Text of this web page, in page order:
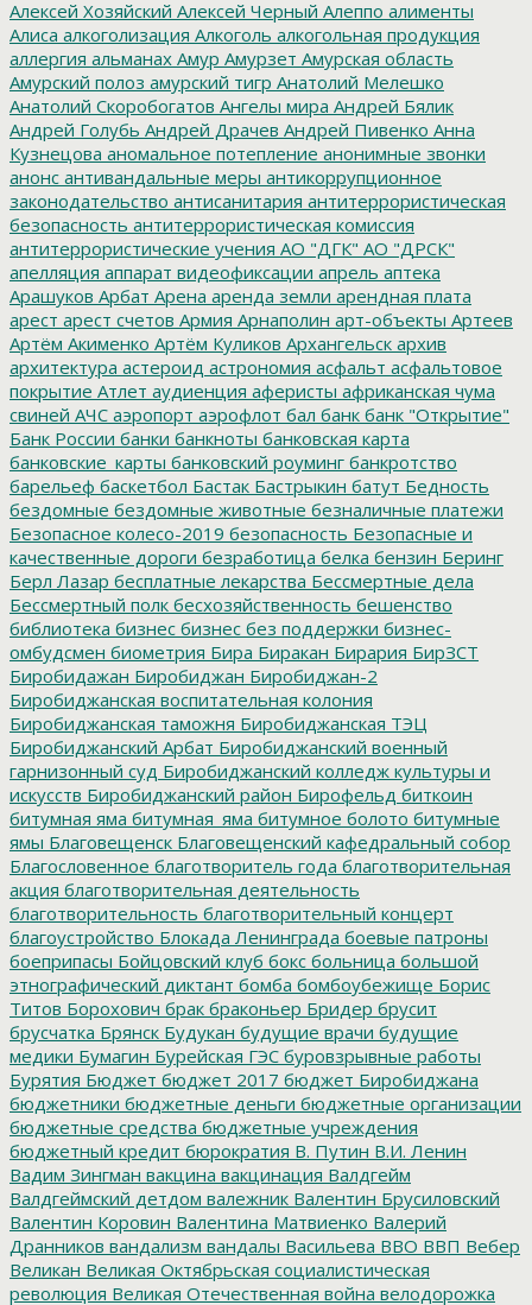
Алексей Хозяйский Алексей Черный Алеппо алименты
Алиса алкоголизация Алкоголь алкогольная продукция
аллергия альманах Амур Амурзет Амурская область
Амурский полоз амурский тигр Анатолий Мелешко
Анатолий Скоробогатов Ангелы мира Андрей Бялик
Андрей Голубь Андрей Драчев Андрей Пивенко Анна
Кузнецова аномальное потепление анонимные звонки
анонс антивандальные меры антикоррупционное
законодательство антисанитария антитеррористическая
безопасность антитеррористическая комиссия
антитеррористические учения АО "ДГК" АО "ДРСК"
апелляция аппарат видеофиксации апрель аптека
Арашуков Арбат Арена аренда земли арендная плата
арест арест счетов Армия Арнаполин арт-объекты Артеев
Артём Акименко Артём Куликов Архангельск архив
архитектура астероид астрономия асфальт асфальтовое
покрытие Атлет аудиенция аферисты африканская чума
свиней АЧС аэропорт аэрофлот бал банк банк "Открытие"
Банк России банки банкноты банковская карта
банковские_карты банковский роуминг банкротство
барельеф баскетбол Бастак Бастрыкин батут Бедность
бездомные бездомные животные безналичные платежи
Безопасное колесо-2019 безопасность Безопасные и
качественные дороги безработица белка бензин Беринг
Берл Лазар бесплатные лекарства Бессмертные дела
Бессмертный полк бесхозяйственность бешенство
библиотека бизнес бизнес без поддержки бизнес-
омбудсмен биометрия Бира Биракан Бирария БирЗСТ
Биробидажан Биробиджан Биробиджан-2
Биробиджанская воспитательная колония
Биробиджанская таможня Биробиджанская ТЭЦ
Биробиджанский Арбат Биробиджанский военный
гарнизонный суд Биробиджанский колледж культуры и
искусств Биробиджанский район Бирофельд биткоин
битумная яма битумная_яма битумное болото битумные
ямы Благовещенск Благовещенский кафедральный собор
Благословенное благотворитель года благотворительная
акция благотворительная деятельность
благотворительность благотворительный концерт
благоустройство Блокада Ленинграда боевые патроны
боеприпасы Бойцовский клуб бокс больница большой
этнографический диктант бомба бомбоубежище Борис
Титов Борохович брак браконьер Бридер брусит
брусчатка Брянск Будукан будущие врачи будущие
медики Бумагин Бурейская ГЭС буровзрывные работы
Бурятия Бюджет бюджет 2017 бюджет Биробиджана
бюджетники бюджетные деньги бюджетные организации
бюджетные средства бюджетные учреждения
бюджетный кредит бюрократия В. Путин В.И. Ленин
Вадим Зингман вакцина вакцинация Валдгейм
Валдгеймский детдом валежник Валентин Брусиловский
Валентин Коровин Валентина Матвиенко Валерий
Дранников вандализм вандалы Васильева ВВО ВВП Вебер
Великан Великая Октябрьская социалистическая
революция Великая Отечественная война велодорожка